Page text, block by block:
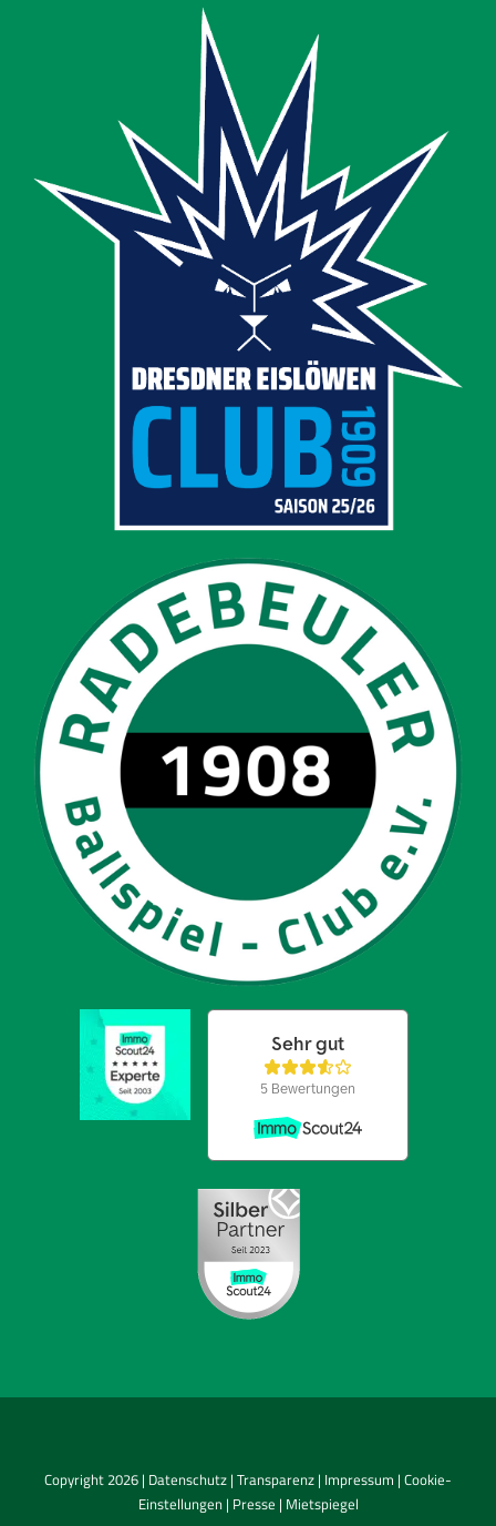
Copyright 2026 | Datenschutz | Transparenz | Impressum | Cookie-
Einstellungen| Presse | Mietspiegel